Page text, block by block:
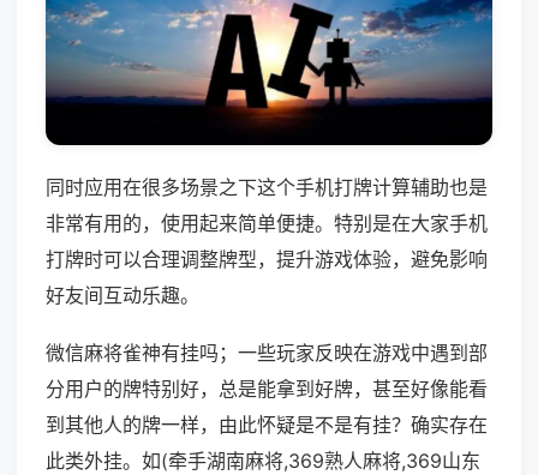
同时应用在很多场景之下这个手机打牌计算辅助也是
非常有用的，使用起来简单便捷。特别是在大家手机
打牌时可以合理调整牌型，提升游戏体验，避免影响
好友间互动乐趣。
微信麻将雀神有挂吗；一些玩家反映在游戏中遇到部
分用户的牌特别好，总是能拿到好牌，甚至好像能看
到其他人的牌一样，由此怀疑是不是有挂？确实存在
此类外挂。如(牵手湖南麻将,369熟人麻将,369山东